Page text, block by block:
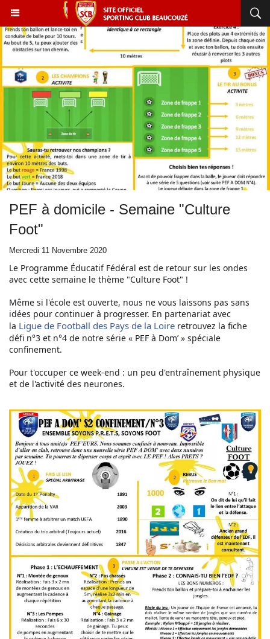
PEF à domicile - Semaine "Culture
Foot"
Mercredi 11 Novembre 2020
Le Programme Éducatif Fédéral est de retour sur les ondes
avec cette semaine le thème "Culture Foot" !
Même si l'école est ouverte, nous ne vous laissons pas sans
idées pour continuer à progresser. En partenariat avec
la Ligue de Football des Pays de la Loire retrouvez la fiche
défi n°3 et n°4 de notre série « PEF à Dom’ » spéciale
confinement.
Pour t'occuper ce week-end : un peu d'entraînement physique
et de l'activité des neurones.